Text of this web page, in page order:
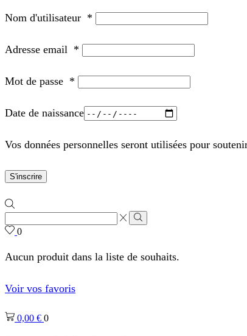
Nom d'utilisateur *
Adresse email *
Mot de passe *
Date de naissance
Vos données personnelles seront utilisées pour
S'inscrire
Zone
de
saisie
recherche
Rechercher
0
Aucun produit dans la liste de souhaits.
Voir vos favoris
0,00 € 0